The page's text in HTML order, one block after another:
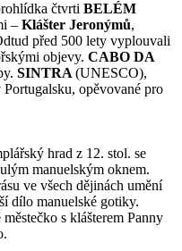
čtvrti BELÉM
– Klášter Jeronýmů,
před 500 lety vyplouvali
objevy. CABO DA
SINTRA (UNESCO),
opěvované pro
hrad z 12. stol. se
manuelským oknem.
ve všech dějinách umění
dílo manuelské gotiky.
s klášterem Panny